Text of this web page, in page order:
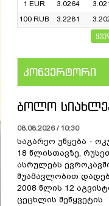
1 EUR
3.0264
100 RUB
3.2281
კონვერტორი
ᲑᲝᲚᲝ
08.08.2026 / 10:30
საგარეო უწყება -
18 წლისთავზე,
ასრულებს
შუამავლობით
2008 წლის 12
ცეცხლის შეწყვეტის